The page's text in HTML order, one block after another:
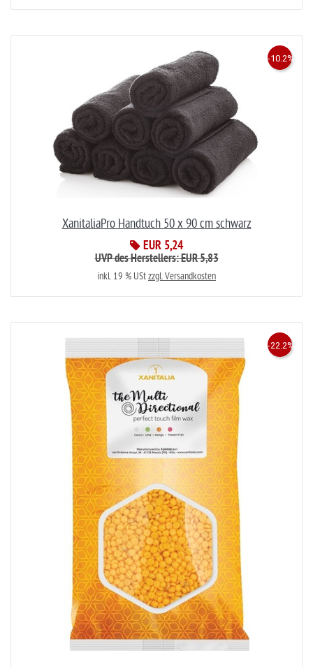
XanitaliaPro Handtuch 50 x 90 cm schwarz
EUR 5,24
-10.2%
UVP des Herstellers: EUR 5,83
inkl. 19 % UStzzgl. Versandkosten
-22.2%